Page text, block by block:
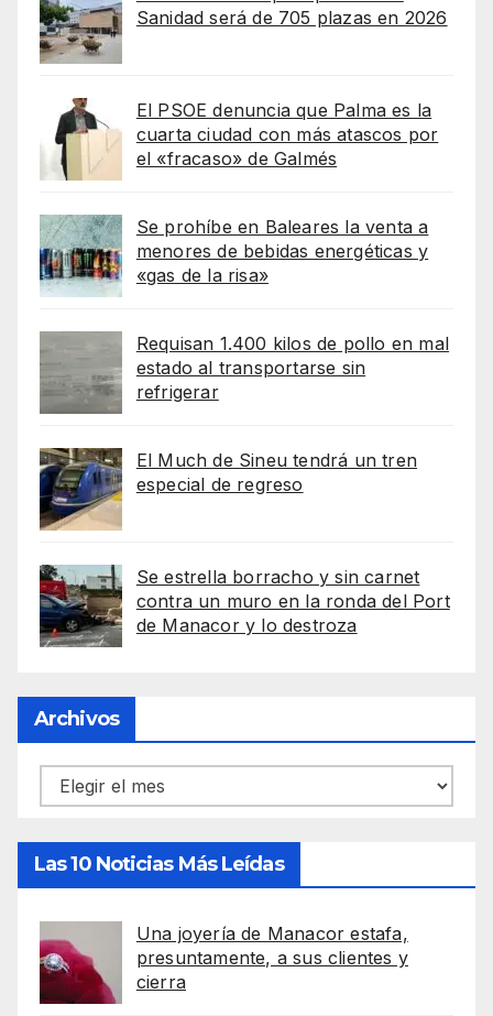
Sanidad será de 705 plazas en 2026
El PSOE denuncia que Palma es la
cuarta ciudad con más atascos por
el «fracaso» de Galmés
Se prohíbe en Baleares la venta a
menores de bebidas energéticas y
«gas de la risa»
Requisan 1.400 kilos de pollo en mal
estado al transportarse sin
refrigerar
El Much de Sineu tendrá un tren
especial de regreso
Se estrella borracho y sin carnet
contra un muro en la ronda del Port
de Manacor y lo destroza
Archivos
Archivos
Las 10 Noticias Más Leídas
Una joyería de Manacor estafa,
presuntamente, a sus clientes y
cierra